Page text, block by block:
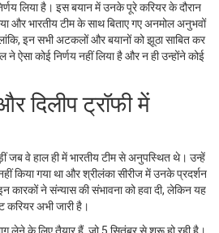
लिया है। इस बयान में उनके पूरे करियर के दौरान
और भारतीय टीम के साथ बिताए गए अनमोल अनुभवों
इन सभी अटकलों और बयानों को झूठा साबित कर
ऐसा कोई निर्णय नहीं लिया है और न ही उन्होंने कोई
दिलीप ट्रॉफी में
जब वे हाल ही में भारतीय टीम से अनुपस्थित थे। उन्हें
किया गया था और श्रीलंका सीरीज में उनके प्रदर्शन
कारकों ने संन्यास की संभावना को हवा दी, लेकिन यह
करियर अभी जारी है।